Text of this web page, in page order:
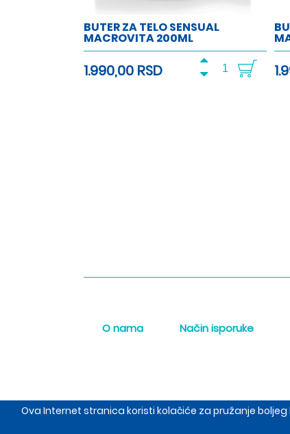
Ova Internet stranica koristi kolačiće za pružanje
BUTER ZA TELO SENSUAL
MACROVITA 200ML
1.990,00 RSD
O nama Način isporuke